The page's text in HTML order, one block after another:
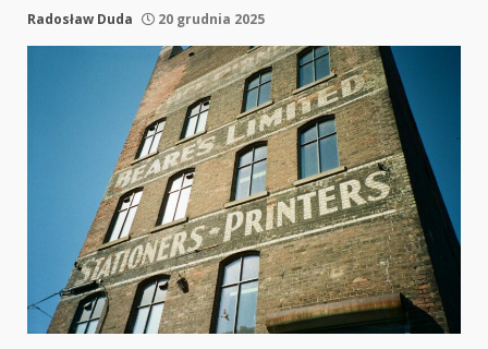
Radosław Duda 20 grudnia 2025